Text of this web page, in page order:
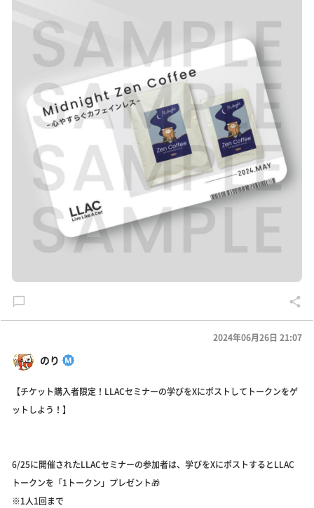
のり
2024年06月26日 21:07
【チケット購入者限定！LLACセミナーの学びをXにポストしてトークンをゲ
ットしよう！】
6/25に開催されたLLACセミナーの参加者は、学びをXにポストするとLLAC
トークンを「1トークン」プレゼント🎁
※1人1回まで